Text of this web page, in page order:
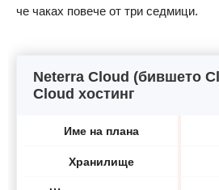
че чаках повече от три седмици.
Neterra Cloud (бившето
Cloud хостинг
Име на плана
Хранилище